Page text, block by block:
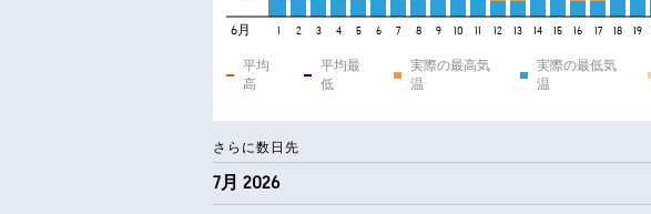
6月 1 2 3 4 5 6 7 8 9 10 11 12 13 14 15 16 17 18 19
平均
高
平均最
低
実際の最高気
温
実際の最低気
温
さらに数日先
7月 2026